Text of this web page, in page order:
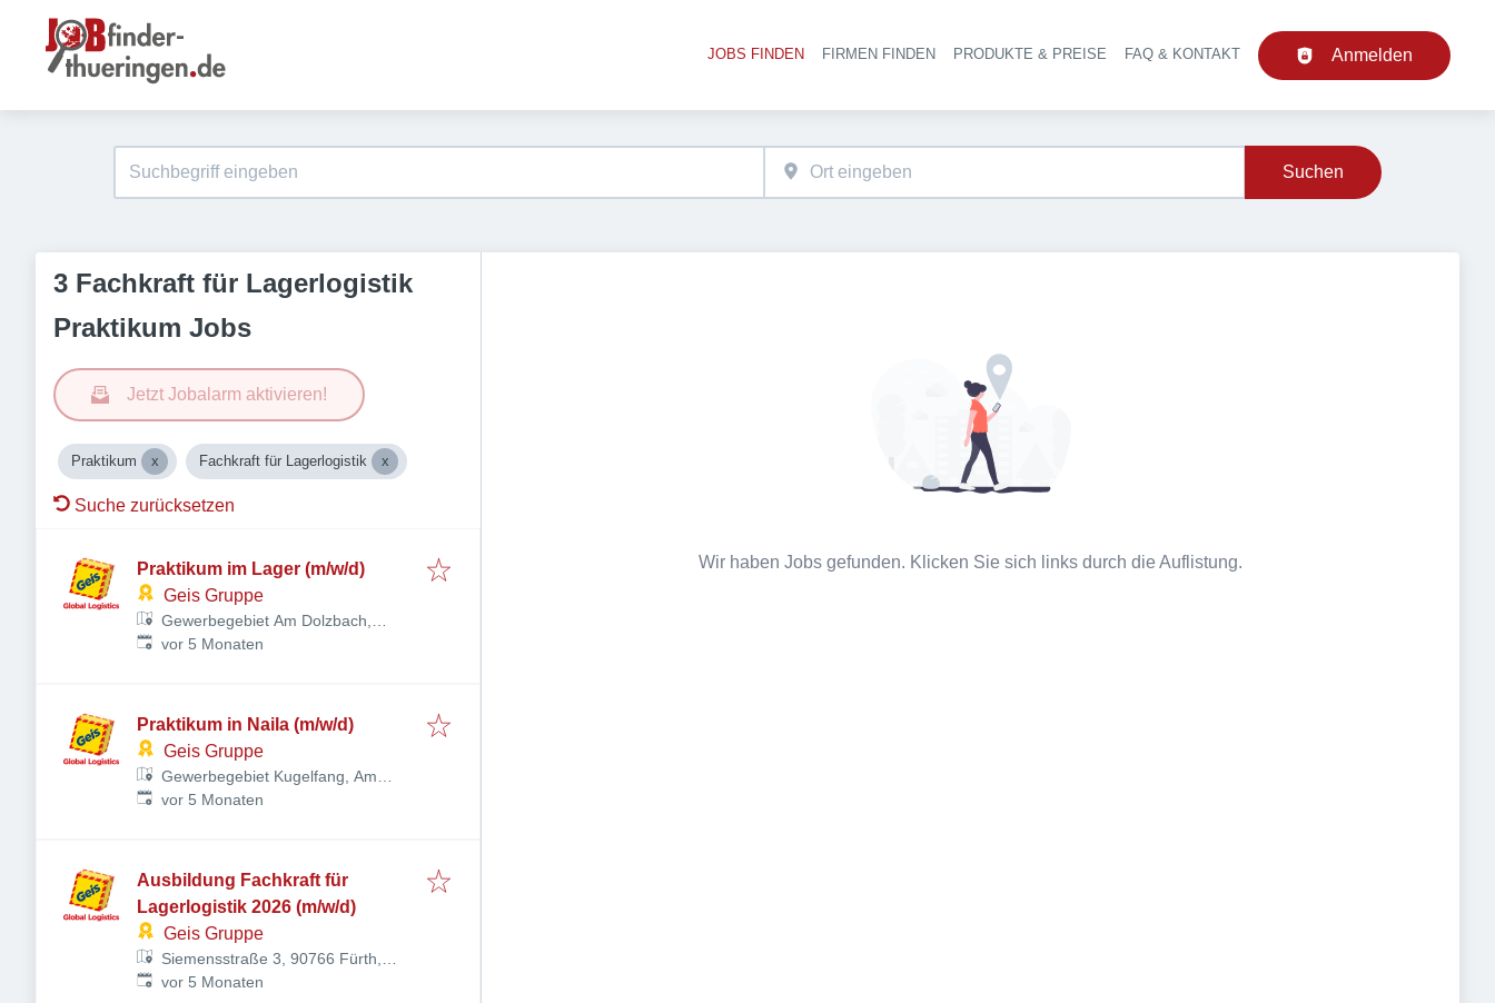
Haupt-Navigation
JOBS FINDEN FIRMEN FINDEN PRODUKTE & PREISE FAQ & KONTAKT Anmelden
Suchen
3 Fachkraft für Lagerlogistik
Praktikum Jobs
Jetzt Jobalarm aktivieren!
Praktikum Fachkraft für Lagerlogistik
Suche zurücksetzen
Praktikum im Lager (m/w/d)
Geis Gruppe
Gewerbegebiet Am Dolzbach,
Rudolf-Diesel-Ring 24, 97616 Bad
Veröffentlicht:
vor 5 Monaten
Praktikum in Naila (m/w/d)
Geis Gruppe
Gewerbegebiet Kugelfang, Am
Kalkofen 4, 95119 Naila,
Veröffentlicht:
vor 5 Monaten
Ausbildung Fachkraft für
Lagerlogistik 2026 (m/w/d)
Geis Gruppe
Siemensstraße 3, 90766 Fürth,
Deutschland
Veröffentlicht:
vor 5 Monaten
Wir haben Jobs gefunden. Klicken Sie sich links durch die Auflistung.